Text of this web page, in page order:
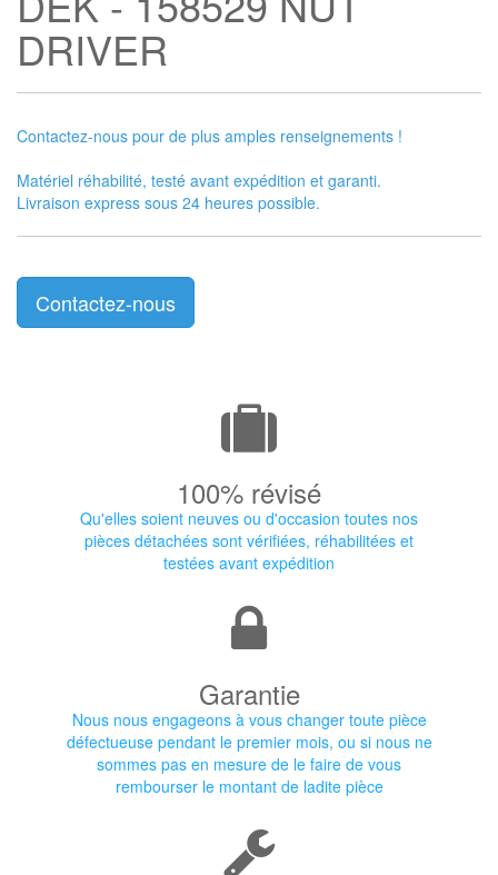
DRIVER
Contactez-nous pour de plus amples renseignements !
Matériel réhabilité, testé avant expédition et garanti.
Livraison express sous 24 heures possible.
Contactez-nous
100% révisé
Qu'elles soient neuves ou d'occasion toutes nos
pièces détachées sont vérifiées, réhabilitées et
testées avant expédition
Garantie
Nous nous engageons à vous changer toute pièce
défectueuse pendant le premier mois, ou si nous ne
sommes pas en mesure de le faire de vous
rembourser le montant de ladite pièce